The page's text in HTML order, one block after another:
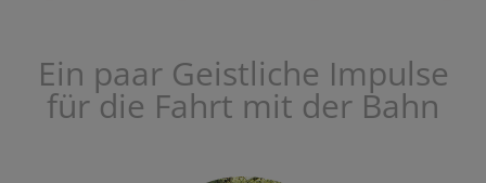
Ein paar Geistliche Impulse
für die Fahrt mit der Bahn